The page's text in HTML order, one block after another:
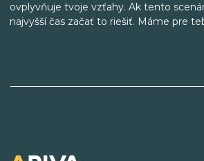
ovplyvňuje tvoje vzťahy. Ak tento
najvyšší čas začať to riešiť. Máme pre